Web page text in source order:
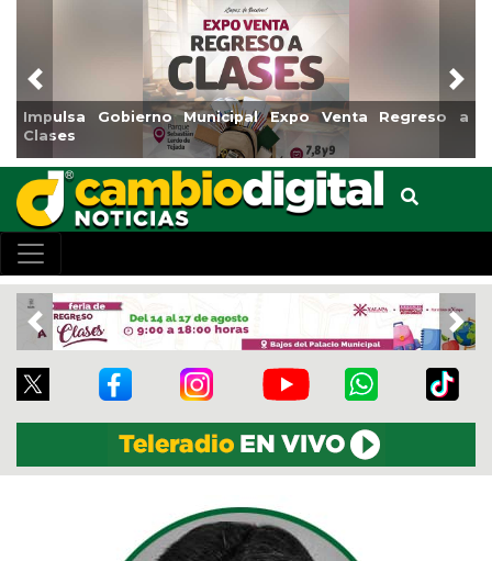
Reabrirá Coatzacoalcos la Alberca Semiolímpica Zona
Centro
Previous
Previous